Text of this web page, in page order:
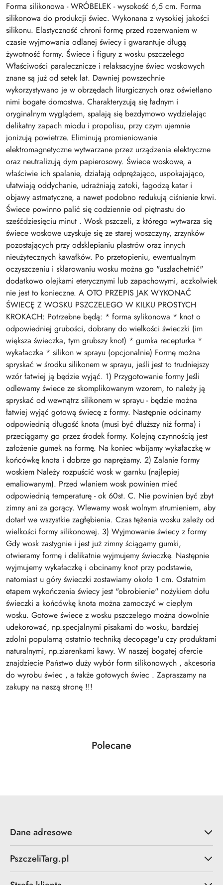
Forma silikonowa - WRÓBELEK - wysokość 6,5 cm. Forma
silikonowa do produkcji świec. Wykonana z wysokiej jakości
silikonu. Elastyczność chroni formę przed rozerwaniem w
czasie wyjmowania odlanej świecy i gwarantuje długą
żywotność formy. Świece i figury z wosku pszczelego
Właściwości paralecznicze i relaksacyjne świec woskowych
znane są już od setek lat. Dawniej powszechnie
wykorzystywano je w obrzędach liturgicznych oraz oświetlano
nimi bogate domostwa. Charakteryzują się ładnym i
oryginalnym wyglądem, spalają się bezdymowo wydzielając
delikatny zapach miodu i propolisu, przy czym ujemnie
jonizują powietrze. Eliminują promieniowanie
elektromagnetyczne wytwarzane przez urządzenia elektryczne
oraz neutralizują dym papierosowy. Świece woskowe, a
właściwie ich spalanie, działają odprężająco, uspokajająco,
ułatwiają oddychanie, udrażniają zatoki, łagodzą katar i
objawy astmatyczne, a nawet podobno redukują ciśnienie krwi.
Świece powinno palić się codziennie od piętnastu do
sześćdziesięciu minut . Wosk pszczeli, z którego wytwarza się
świece woskowe uzyskuje się ze starej woszczyny, zrzynków
pozostających przy odsklepianiu plastrów oraz innych
nieużytecznych kawałków. Po przetopieniu, ewentualnym
oczyszczeniu i sklarowaniu wosku można go "uszlachetnić"
dodatkowo olejkami eterycznymi lub zapachowymi, aczkolwiek
nie jest to konieczne. A OTO PRZEPIS JAK WYKONAĆ
ŚWIECĘ Z WOSKU PSZCZELEGO W KILKU PROSTYCH
KROKACH: Potrzebne będą: * forma sylikonowa * knot o
odpowiedniej grubości, dobrany do wielkości świeczki (im
większa świeczka, tym grubszy knot) * gumka recepturka *
wykałaczka * silikon w sprayu (opcjonalnie) Formę można
spryskać w środku silikonem w sprayu, jeśli jest to trudniejszy
wzór łatwiej ją będzie wyjąć. 1) Przygotowanie formy Jeśli
odlewamy świece ze skomplikowanym wzorem, to należy ją
spryskać od wewnątrz silikonem w sprayu - będzie można
łatwiej wyjąć gotową świecę z formy. Następnie odcinamy
odpowiednią długość knota (musi być dłuższy niż forma) i
przeciągamy go przez środek formy. Kolejną czynnością jest
założenie gumek na formę. Na koniec wbijamy wykałaczkę w
końcówkę knota i dobrze go naprężamy. 2) Zalanie formy
woskiem Należy rozpuścić wosk w garnku (najlepiej
emaliowanym). Przed wlaniem wosk powinien mieć
odpowiednią temperaturę - ok 60st. C. Nie powinien być zbyt
zimny ani za gorący. Wlewamy wosk wolnym strumieniem, aby
dotarł we wszystkie zagłębienia. Czas tężenia wosku zależy od
wielkości formy silikonowej. 3) Wyjmowanie świecy z formy
Gdy wosk zastygnie i jest już zimny ściągamy gumki,
otwieramy formę i delikatnie wyjmujemy świeczkę. Następnie
wyjmujemy wykałaczkę i obcinamy knot przy podstawie,
natomiast u góry świeczki zostawiamy około 1 cm. Ostatnim
etapem wykończenia świecy jest "obrobienie" nożykiem dołu
świeczki a końcówkę knota można zamoczyć w ciepłym
wosku. Gotowe świece z wosku pszczelego można dowolnie
udekorować, np.specjalnymi pisakami do wosku, bardziej
zdolni popularną ostatnio techniką decopage'u czy produktami
naturalnymi, np.ziarenkami kawy. W naszej bogatej ofercie
znajdziecie Państwo duży wybór form silikonowych , akcesoria
do wyrobu świec , a także gotowych świec . Zapraszamy na
zakupy na naszą stronę !!!
Pomiń karuzelę produktów
Produkty
Polecane
Dane adresowe
PszczeliTarg.pl